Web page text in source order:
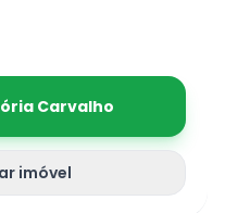
Carvalho
imóvel